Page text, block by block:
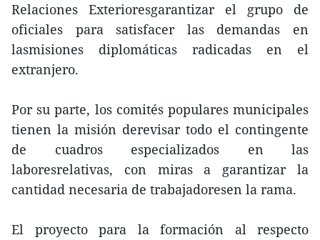
Relaciones Exterioresgarantizar el grupo de
oficiales para satisfacer las demandas en
lasmisiones diplomáticas radicadas en el
extranjero.
Por su parte, los comités populares municipales
tienen la misión derevisar todo el contingente
de cuadros especializados en las
laboresrelativas, con miras a garantizar la
cantidad necesaria de trabajadoresen la rama.
El proyecto para la formación al respecto